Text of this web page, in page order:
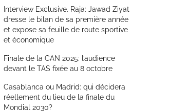
Interview Exclusive. Raja: Jawad Ziyat
dresse le bilan de sa première année
et expose sa feuille de route sportive
et économique
Finale de la CAN 2025: l’audience
devant le TAS fixée au 8 octobre
Casablanca ou Madrid: qui décidera
réellement du lieu de la finale du
Mondial 2030?